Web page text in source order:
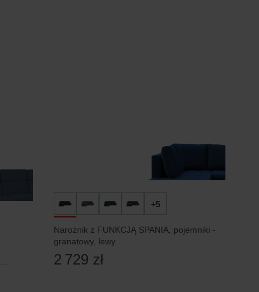
+5
Narożnik z FUNKCJĄ SPANIA, pojemniki -
granatowy, lewy
2 729 zł